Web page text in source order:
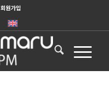
회원가입